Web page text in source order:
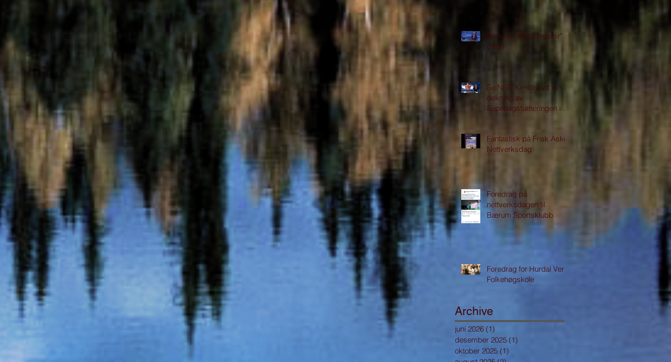
Book en "Mestringsleir" i
dag!!
Se NRK Kveldsnytt sin
dekning av
Superlagsturneringen i
Fantastisk på Frisk Asker
Nettverksdag
Foredrag på
nettverksdagen til
Bærum Sportsklubb
Foredrag for Hurdal Verk
Folkehøgskole
Archive
juni 2026 (1)
desember 2025 (1)
oktober 2025 (1)